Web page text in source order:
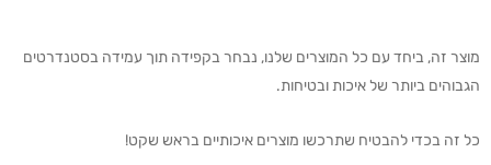
מוצר זה, ביחד עם כל המוצרים שלנו, נבחר בקפידה תוך עמידה בסטנדרטים
הגבוהים ביותר של איכות ובטיחות.
כל זה בכדי להבטיח שתרכשו מוצרים איכותיים בראש שקט!